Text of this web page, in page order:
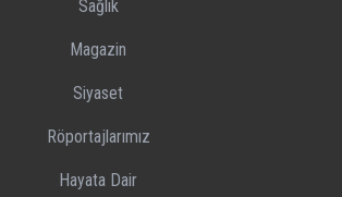
Sağlık
Magazin
Siyaset
Röportajlarımız
Hayata Dair